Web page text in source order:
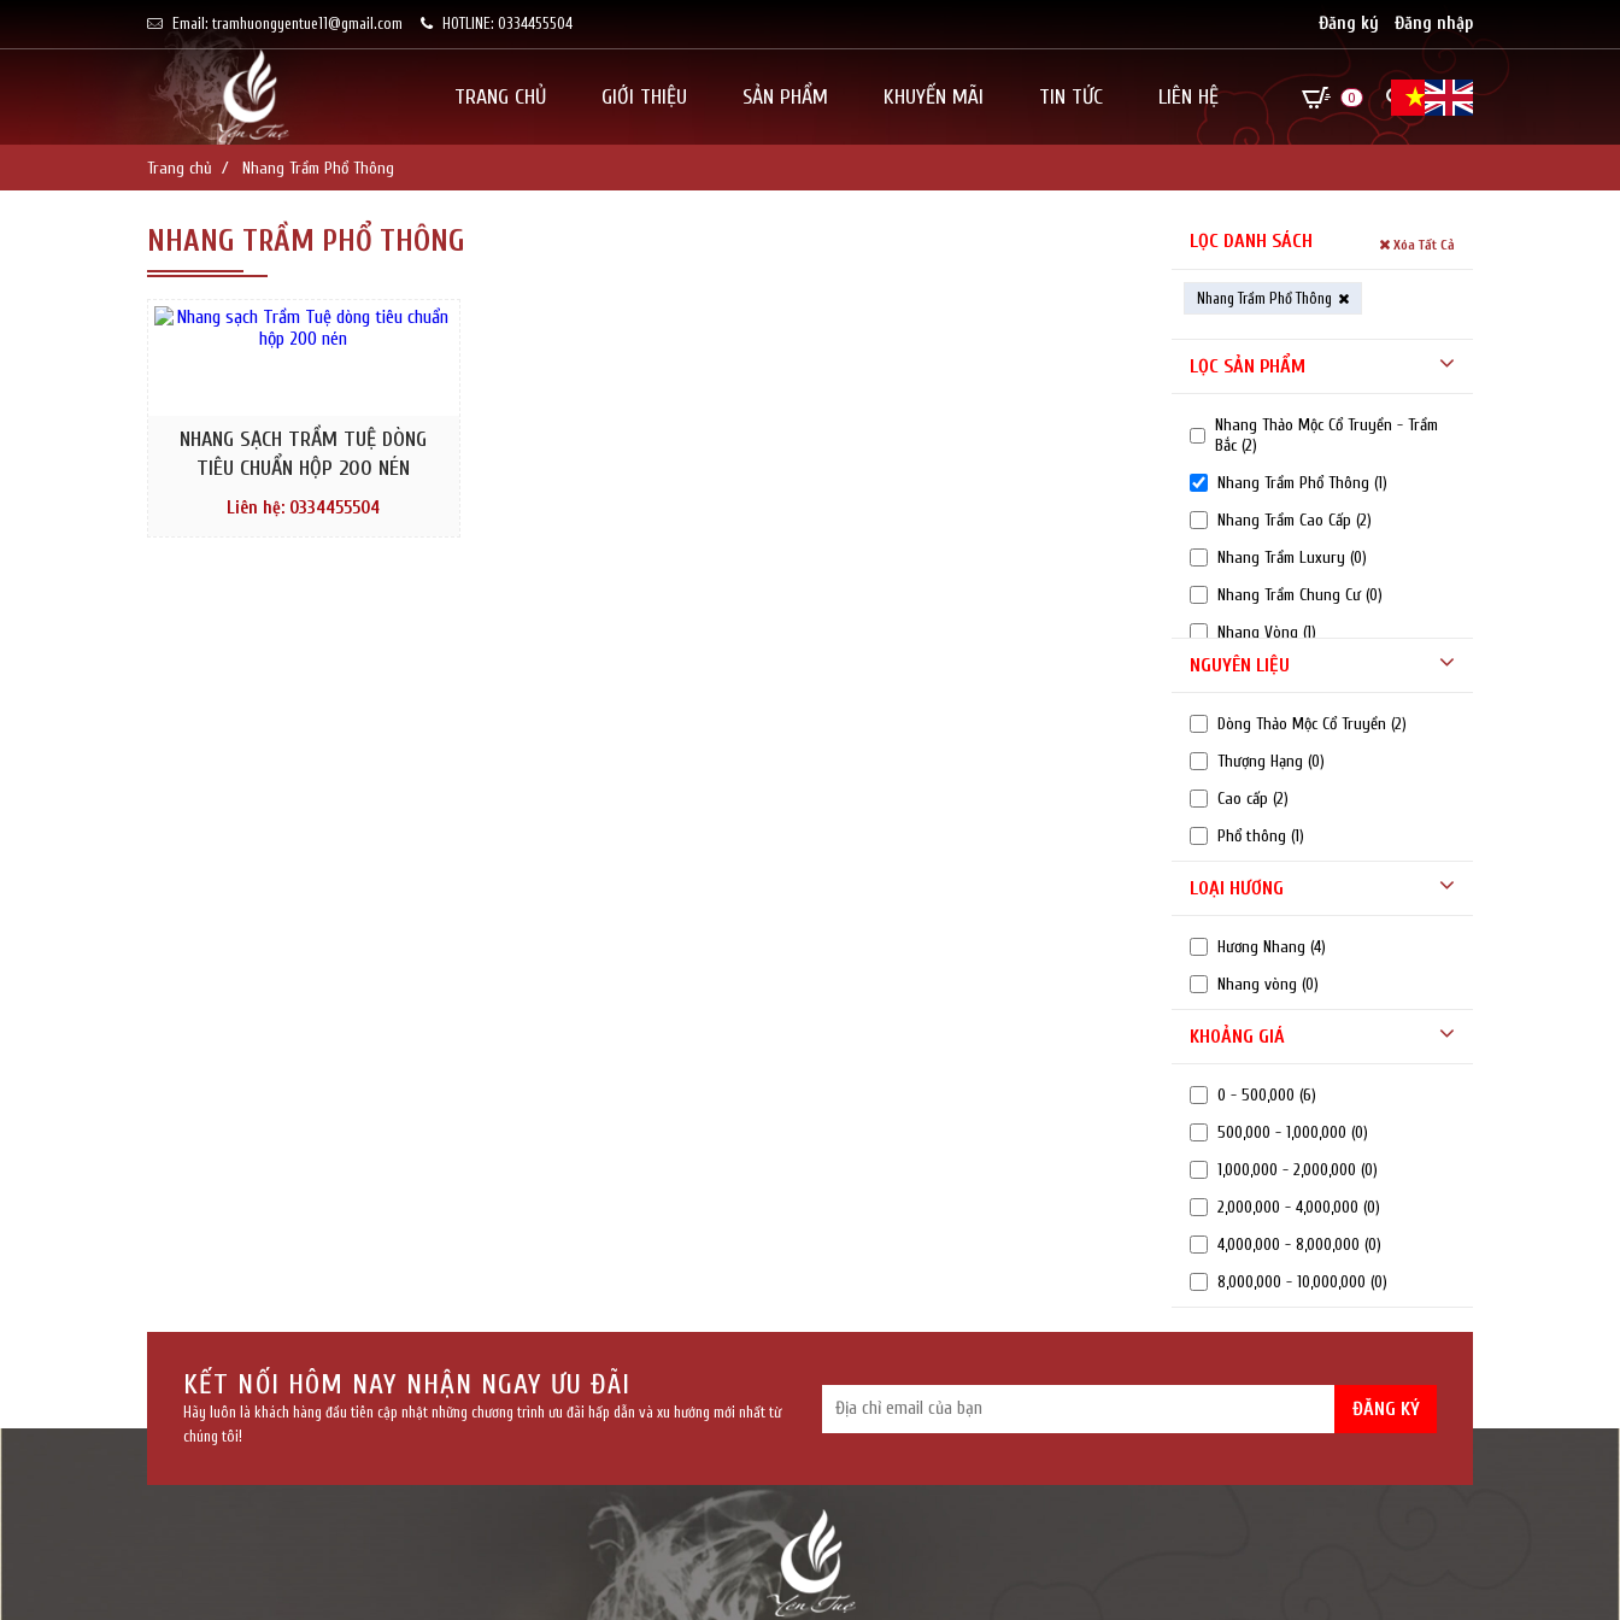
Email: tramhuongyentue11@gmail.com HOTLINE: 0334455504 Đăng ký Đăng nhập
TRANG CHỦ GIỚI THIỆU SẢN PHẨM KHUYẾN MÃI TIN TỨC LIÊN HỆ 0
Trang chủ Nhang Trầm Phổ Thông
NHANG TRẦM PHỔ THÔNG
NHANG SẠCH TRẦM TUỆ DÒNG
TIÊU CHUẨN HỘP 200 NÉN
Liên hệ: 0334455504
LỌC DANH SÁCH Xóa Tất Cả
Nhang Trầm Phổ Thông
LỌC SẢN PHẨM
Nhang Thảo Mộc Cổ Truyền - Trầm
Bắc(2)
Nhang Trầm Phổ Thông (1)
Nhang Trầm Cao Cấp (2)
Nhang Trầm Luxury (0)
Nhang Trầm Chung Cư(0)
Nhang Vòng (1)
Nhang Sào
NGUYÊN LIỆU
Dòng Thảo Mộc Cổ Truyền (2)
Thượng Hạng (0)
Cao cấp (2)
Phổ thông (1)
LOẠI HƯƠNG
Hương Nhang (4)
Nhang vòng (0)
KHOẢNG GIÁ
0 - 500,000 (6)
500,000 - 1,000,000 (0)
1,000,000 - 2,000,000 (0)
2,000,000 - 4,000,000 (0)
4,000,000 - 8,000,000 (0)
8,000,000 - 10,000,000 (0)
KẾT NỐI HÔM NAY NHẬN NGAY ƯU ĐÃI
Hãy luôn là khách hàng đầu tiên cập nhật những chương trình ưu đãi hấp dẫn và xu hướng mới nhất từ
chúng tôi!
ĐĂNG KÝ